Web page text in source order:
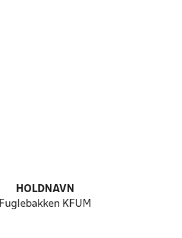
HOLDNAVN
Fuglebakken KFUM